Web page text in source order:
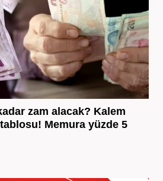
zam alacak? Kalem
Memura yüzde 5